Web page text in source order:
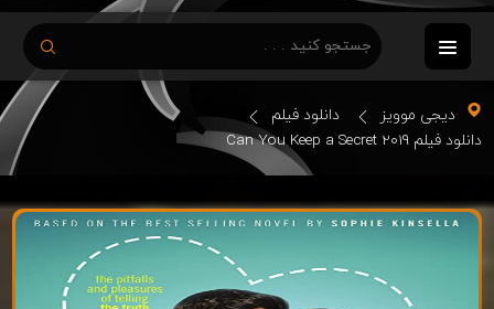
دیجی موویز
دانلود فیلم
دانلود فیلم Can You Keep a Secret 2019